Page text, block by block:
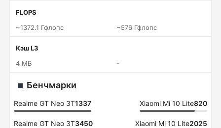
FLOPS
~1372.1 Гфлопс
~576 Гфлопс
Кэш L3
4 МБ
-
Бенчмарки
Realme GT Neo 3T1337 Xiaomi Mi 10 Lite820
Realme GT Neo 3T3450 Xiaomi Mi 10 Lite2025